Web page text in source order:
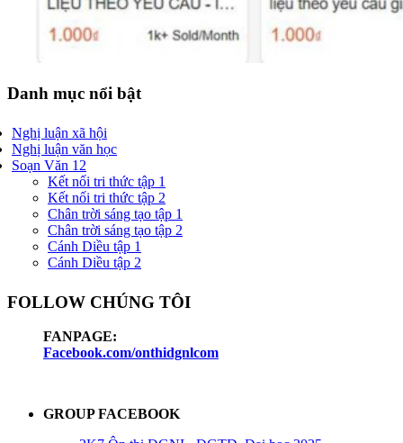
Danh mục nổi bật
Nghị luận xã hội
Nghị luận văn học
Soạn Văn 12
Kết nối tri thức tập 1
Kết nối tri thức tập 2
Chân trời sáng tạo tập 1
Chân trời sáng tạo tập 2
Cánh Diều tập 1
Cánh Diều tập 2
FOLLOW CHÚNG TÔI
FANPAGE:
Facebook.com/onthidgnlcom
GROUP FACEBOOK